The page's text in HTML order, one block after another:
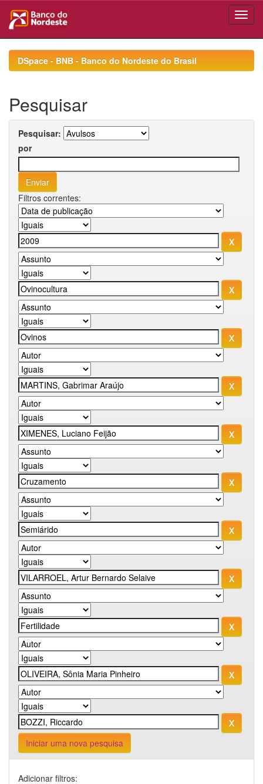
navigationDSpace - BNB - Banco do Nordeste do Brasil
Pesquisar
Pesquisar:
por
Filtros correntes:
Iniciar uma nova pesquisa
Adicionar filtros: